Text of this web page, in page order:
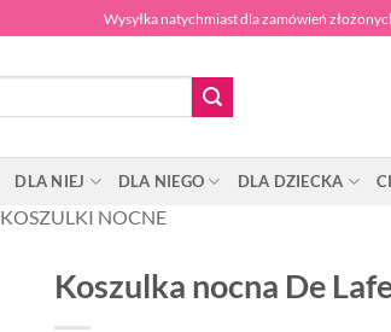
Wysyłka natychmiast dla zamówień
DLA NIEJ DLA NIEGO DLA DZIECKA
KOSZULKI NOCNE
Koszulka nocna De